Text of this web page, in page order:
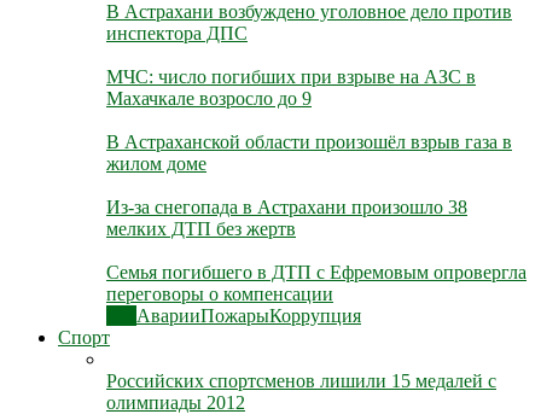
В Астрахани возбуждено уголовное дело против
инспектора ДПС
МЧС: число погибших при взрыве на АЗС в
Махачкале возросло до 9
В Астраханской области произошёл взрыв газа в
жилом доме
Из-за снегопада в Астрахани произошло 38
мелких ДТП без жертв
Семья погибшего в ДТП с Ефремовым опровергла
переговоры о компенсации
АварииПожарыКоррупция
Спорт
Российских спортсменов лишили 15 медалей с
олимпиады 2012